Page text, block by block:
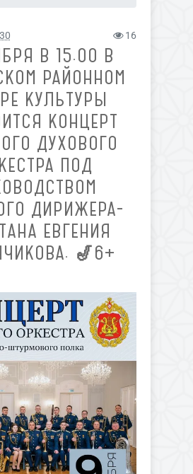
16
В 15.00 В
РАЙОННОМ
КУЛЬТУРЫ
КОНЦЕРТ
ДУХОВОГО
ПОД
ДИРИЖЕРА-
ЕВГЕНИЯ
🎷6+